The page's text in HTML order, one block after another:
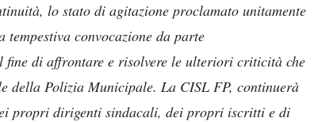
lo stato di agitazione proclamato unitamente
convocazione da parte
fine di affrontare e risolvere le ulteriori criticità che
della Polizia Municipale. La CISL FP, continuerà
propri dirigenti sindacali, dei propri iscritti e di